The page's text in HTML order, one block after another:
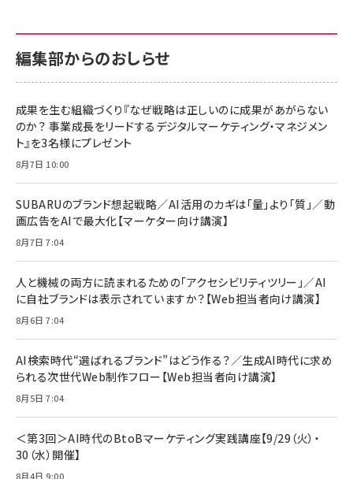
￥880
anan(アンアン)2026/06/24号 No.2500増刊
スペシャルエディション[王道エンタメの矜持／
￥1,100
anan(アンアン)2026/07/08号 No.2502[2026
￥880
ママ投資家が育休中に１億貯めた株式投資
組織の成果を最大化する ルールのデザイン
￥1,980
Amazonランキングをもっと見る
サポート正規品 メーカー保証5年 KLMEA128G
NIMASO ガラスフィルム iPhone 17 用 保護フィ
すい ガイド枠付き いPhone17 (6.3インチ) 対応
2枚セット DSP25F1698
￥1,599
￥6,980
全ワイヤレスイヤホン/アクティブノイズキャンセリ
技術基準適合】ブラック
￥5,990
ケーブル Anker絡まないケーブル 240W 結束バン
ド付き USB PD対応 シリコン素材採用 iPhone
17 / 16 / 15 / Galaxy iPad Pro MacBook
Pro/Air 各種対応 (1.8m ミッドナイトブラック)
￥1,890
サポート正規品 メーカー保証5年 KLMEA128G
Amazon eギフトカード - Amazonロゴ - クラ
￥5,000
Anker PowerLine III Flow USB-C & USB-C
Pro/Air 各種対応 (1.8m ミッドナイトブラック)
￥1,890
サッポロ 生ビール 黒ラベル 350ml 缶 24本 ビー
ル ケース買い【6/30応募〆切! 黒ラベルビヤセラー
￥4,857
編集部からのおしらせ
成果を生む組織づくり『なぜ戦略は正しいのに成果があがらない
のか？ 事業成長をリードするデジタルマーケティング・マネジメン
ト』を3名様にプレゼント
8月7日 10:00
SUBARUのブランド想起戦略／AI活用のカギは「量」より「質」／動
画広告をAIで最大化【マーケター向け講演】
8月7日 7:04
人と機械の両方に読まれるための「アクセシビリティツリー」／AI
に自社ブランドは表示されていますか？【Web担当者向け講演】
8月6日 7:04
AI検索時代“選ばれるブランド”はどう作る？／生成AI時代に求め
られる次世代Web制作フロー【Web担当者向け講演】
8月5日 7:04
＜第3回＞AI時代のBtoBマーケティング実践講座【9/29（火）・
30（水）開催】
8月4日 9:00